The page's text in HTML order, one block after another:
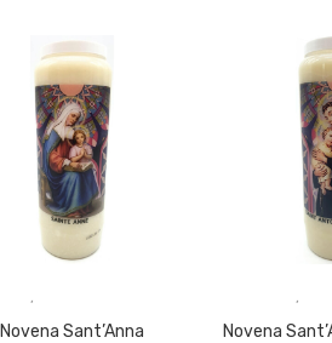
,
Novena Sant’Anna
,